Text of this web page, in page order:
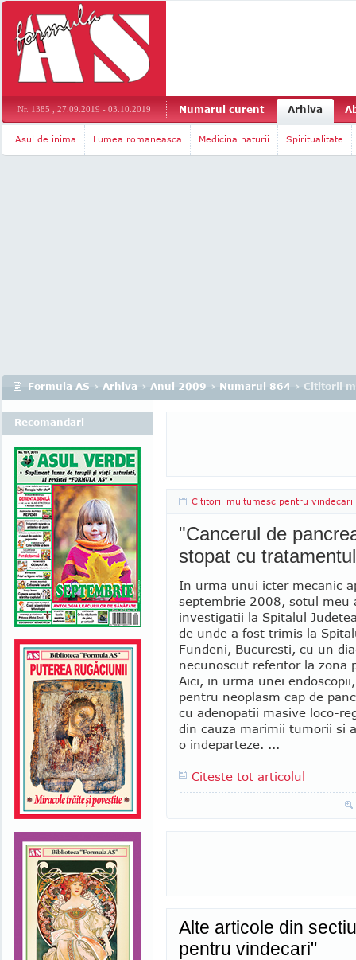
Nr. 1385 , 27.09.2019 - 03.10.2019 Numarul curent Arhiva
Asul de inima Lumea romaneasca Medicina naturii Spiritualitate
Formula AS › Arhiva › Anul 2009 › Numarul 864 › Cititorii
Cititorii multumesc pentru vindecari
"Cancerul de
stopat cu
In urma unui icter mecanic
septembrie 2008, sotul meu
investigatii la Spitalul
de unde a fost trimis la
Fundeni, Bucuresti, cu un
necunoscut referitor la zona
Aici, in urma unei
pentru neoplasm cap de
cu adenopatii masive loco-
din cauza marimii tumorii si
o indeparteze. ...
Citeste tot articolul
Alte articole din
pentru vindecari"
Recomandari